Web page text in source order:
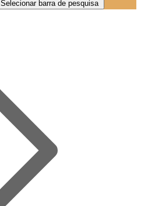
Selecionar barra de pesquisa